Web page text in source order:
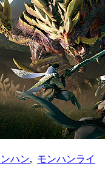
ハン
モンハンライ